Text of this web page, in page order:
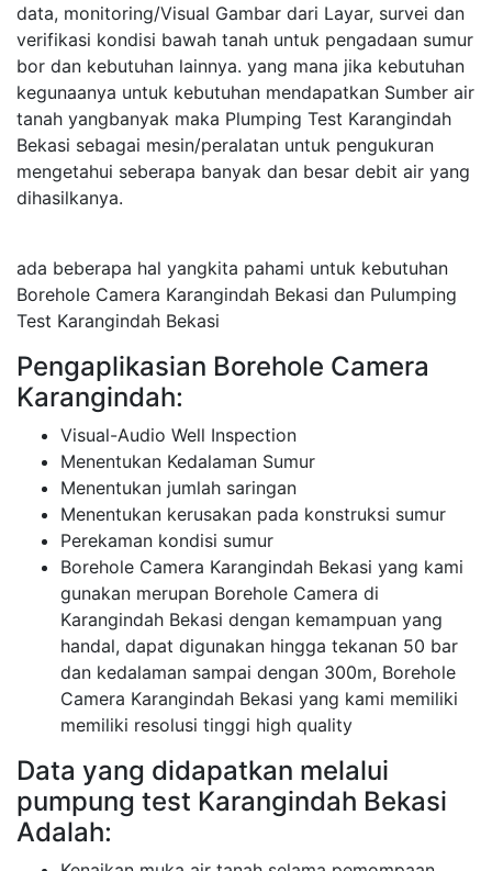
data, monitoring/Visual Gambar dari Layar, survei dan
verifikasi kondisi bawah tanah untuk pengadaan sumur
bor dan kebutuhan lainnya. yang mana jika kebutuhan
kegunaanya untuk kebutuhan mendapatkan Sumber air
tanah yangbanyak maka Plumping Test Karangindah
Bekasi sebagai mesin/peralatan untuk pengukuran
mengetahui seberapa banyak dan besar debit air yang
dihasilkanya.
ada beberapa hal yangkita pahami untuk kebutuhan
Borehole Camera Karangindah Bekasi dan Pulumping
Test Karangindah Bekasi
Pengaplikasian Borehole Camera
Karangindah:
Visual-Audio Well Inspection
Menentukan Kedalaman Sumur
Menentukan jumlah saringan
Menentukan kerusakan pada konstruksi sumur
Perekaman kondisi sumur
Borehole Camera Karangindah Bekasi yang kami
gunakan merupan Borehole Camera di
Karangindah Bekasi dengan kemampuan yang
handal, dapat digunakan hingga tekanan 50 bar
dan kedalaman sampai dengan 300m, Borehole
Camera Karangindah Bekasi yang kami memiliki
memiliki resolusi tinggi high quality
Data yang didapatkan melalui
pumpung test Karangindah Bekasi
Adalah: